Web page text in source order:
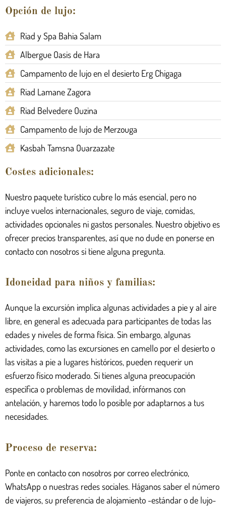
Opción de lujo:
Riad y Spa Bahia Salam
Albergue Oasis de Hara
Campamento de lujo en el desierto Erg Chigaga
Riad Lamane Zagora
Riad Belvedere Ouzina
Campamento de lujo de Merzouga
Kasbah Tamsna Ouarzazate
Costes adicionales:
Nuestro paquete turístico cubre lo más esencial, pero no
incluye vuelos internacionales, seguro de viaje, comidas,
actividades opcionales ni gastos personales. Nuestro objetivo es
ofrecer precios transparentes, así que no dude en ponerse en
contacto con nosotros si tiene alguna pregunta.
Idoneidad para niños y familias:
Aunque la excursión implica algunas actividades a pie y al aire
libre, en general es adecuada para participantes de todas las
edades y niveles de forma física. Sin embargo, algunas
actividades, como las excursiones en camello por el desierto o
las visitas a pie a lugares históricos, pueden requerir un
esfuerzo físico moderado. Si tienes alguna preocupación
específica o problemas de movilidad, infórmanos con
antelación, y haremos todo lo posible por adaptarnos a tus
necesidades.
Proceso de reserva:
Ponte en contacto con nosotros por correo electrónico,
WhatsApp o nuestras redes sociales. Háganos saber el número
de viajeros, su preferencia de alojamiento -estándar o de lujo-